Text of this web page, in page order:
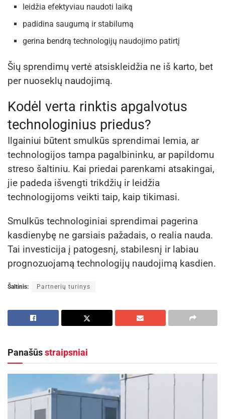
leidžia efektyviau naudoti laiką
padidina saugumą ir stabilumą
gerina bendrą technologijų naudojimo patirtį
Šių sprendimų vertė atsiskleidžia ne iš karto, bet
per nuoseklų naudojimą.
Kodėl verta rinktis apgalvotus
technologinius priedus?
Ilgainiui būtent smulkūs sprendimai lemia, ar
technologijos tampa pagalbininku, ar papildomu
streso šaltiniu. Kai priedai parenkami atsakingai,
jie padeda išvengti trikdžių ir leidžia
technologijoms veikti taip, kaip tikimasi.
Smulkūs technologiniai sprendimai pagerina
kasdienybę ne garsiais pažadais, o realia nauda.
Tai investicija į patogesnį, stabilesnį ir labiau
prognozuojamą technologijų naudojimą kasdien.
Šaltinis: Partnerių turinys
Panašūsstraipsniai